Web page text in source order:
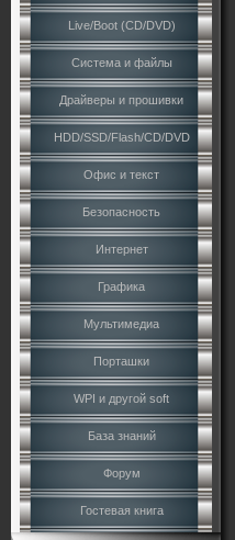
Live/Boot (CD/DVD)
Система и файлы
Драйверы и прошивки
HDD/SSD/Flash/CD/DVD
Офис и текст
Безопасность
Интернет
Графика
Мультимедиа
Порташки
WPI и другой soft
База знаний
Форум
Гостевая книга